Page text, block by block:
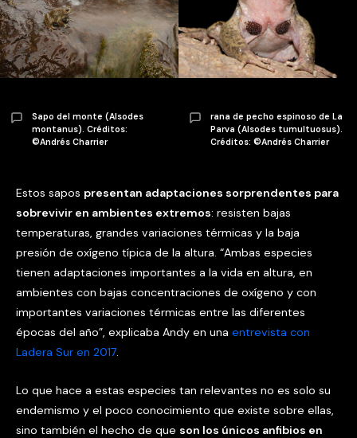
Sapo del monte (Alsodes
montanus). Créditos:
©Andrés Charrier
rana de pecho espinoso de La
Parva (Alsodes tumultuosus).
Créditos: ©Andrés Charrier
Estos sapos presentan adaptaciones sorprendentes para
sobrevivir en ambientes extremos: resisten bajas
temperaturas, grandes variaciones térmicas y la baja
presión de oxígeno típica de la altura. “Ambas especies
tienen adaptaciones importantes a la vida en altura, en
ambientes con bajas concentraciones de oxígeno y con
importantes variaciones térmicas entre las diferentes
épocas del año”, explicaba Andy en una entrevista con
Ladera Sur en 2017.
Lo que hace a estas especies tan relevantes no es solo su
endemismo y el poco conocimiento que existe sobre ellas,
sino también el hecho de que son los únicos anfibios en